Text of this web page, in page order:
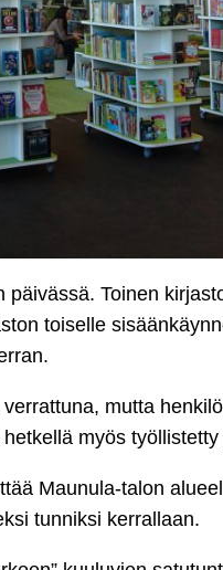
Toinen
toiselle
mutta
myös
Maunula-talon
tunniksi kerrallaan.